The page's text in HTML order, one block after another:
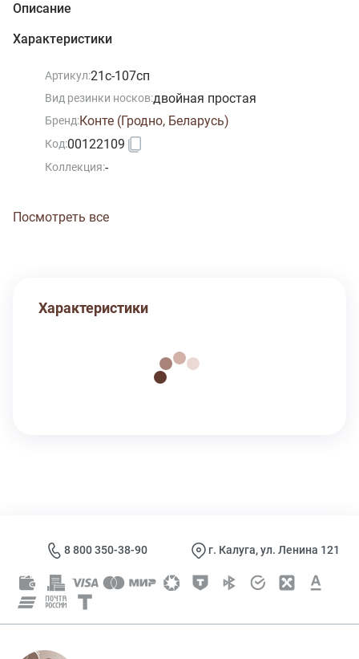
Описание
Характеристики
Артикул:21с-107сп
Вид резинки носков:двойная простая
Бренд:Конте (Гродно, Беларусь)
Код:00122109
Коллекция:-
Посмотреть все
Характеристики
8 800 350-38-90 г. Калуга, ул. Ленина 121